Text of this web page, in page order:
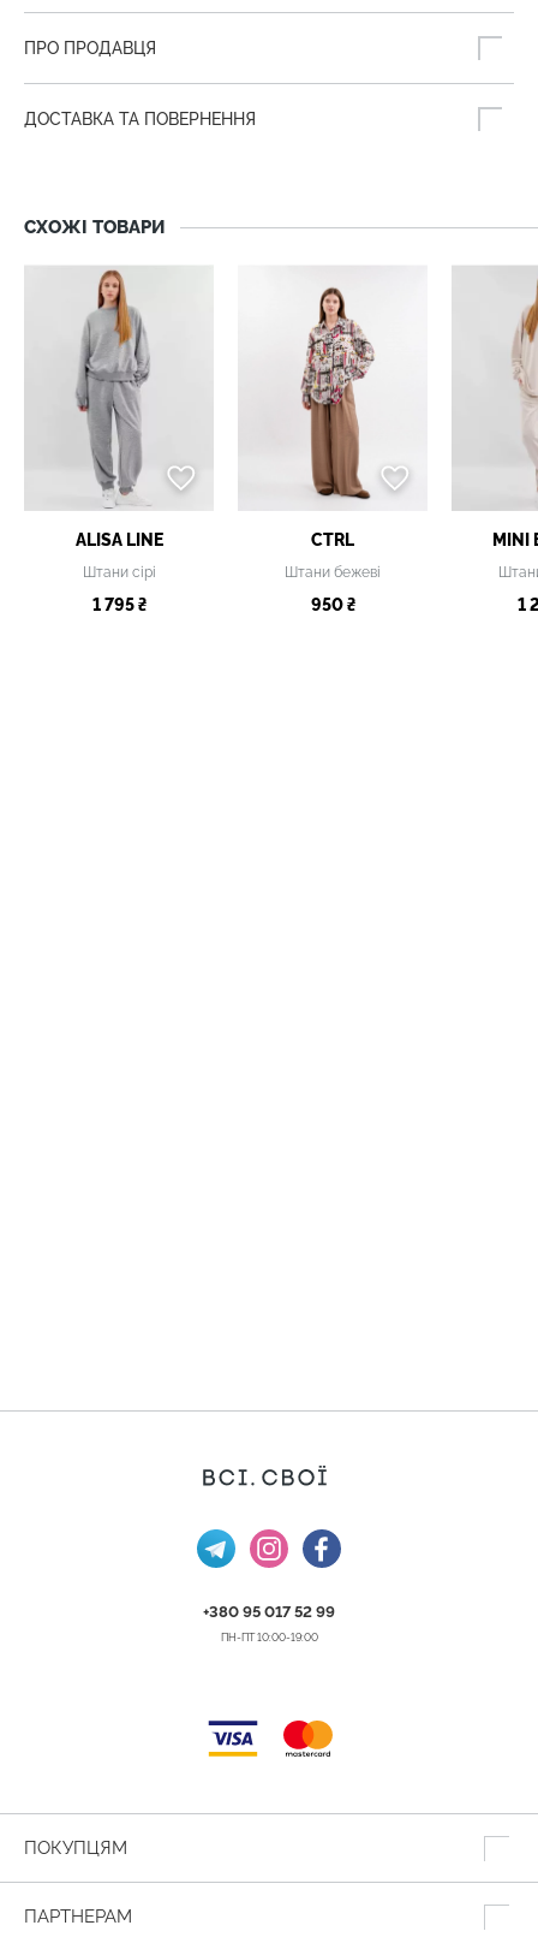
ПРО ПРОДАВЦЯ
ДОСТАВКА ТА ПОВЕРНЕННЯ
СХОЖІ ТОВАРИ
ALISA LINE
Штани сірі
1 795 ₴
CTRL
Штани бежеві
950 ₴
MINI
1
+380 95 017 52 99
ПН-ПТ 10:00-19:00
ПОКУПЦЯМ
ПАРТНЕРАМ